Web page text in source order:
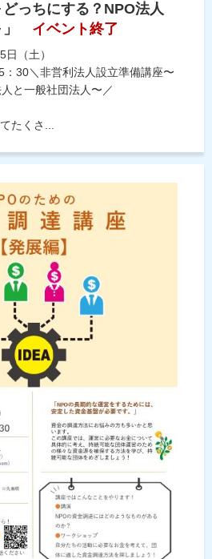
っちにする？NPO法人
イベント終了
（土）
：30＼非営利法人設立準備講座〜
と一般社団法人〜／
たくさ...